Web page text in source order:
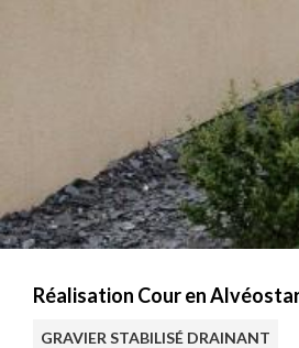
Réalisation Cour en
GRAVIER STABILISÉ DRAINANT